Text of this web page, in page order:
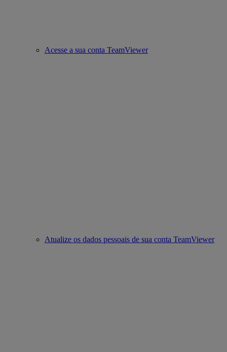
Acesse a sua conta TeamViewer
Atualize os dados pessoais de sua conta TeamViewer